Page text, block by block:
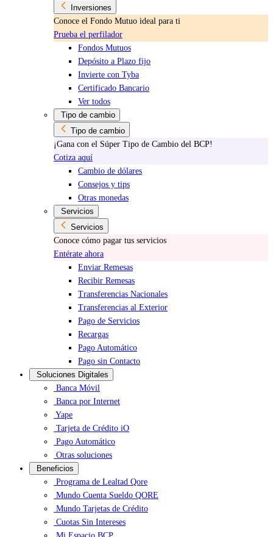
Inversiones
Conoce el Fondo Mutuo ideal para ti
Prueba el perfilador
Fondos Mutuos
Depósito a Plazo fijo
Invierte con Tyba
Certificado Bancario
Ver todos
Tipo de cambio
Tipo de cambio
¡Gana con el Súper Tipo de Cambio del BCP!
Cotiza aquí
Cambio de dólares
Consejos y tips
Otras monedas
Servicios
Servicios
Conoce cómo pagar tus servicios
Entérate ahora
Enviar Remesas
Recibir Remesas
Transferencias Nacionales
Transferencias al Exterior
Pago de Servicios
Recargas
Pago Automático
Pago sin Contacto
Soluciones Digitales
Banca Móvil
Banca por Internet
Yape
Tarjeta de Crédito iO
Pago Automático
Otras soluciones
Beneficios
Programa de Lealtad Qore
Mundo Cuenta Sueldo QORE
Mundo Tarjetas de Crédito
Cuotas Sin Intereses